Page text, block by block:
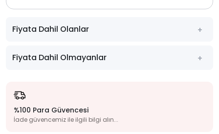
Fiyata Dahil Olanlar
Fiyata Dahil Olmayanlar
%100 Para Güvencesi
İade güvencemiz ile ilgili bilgi alın...